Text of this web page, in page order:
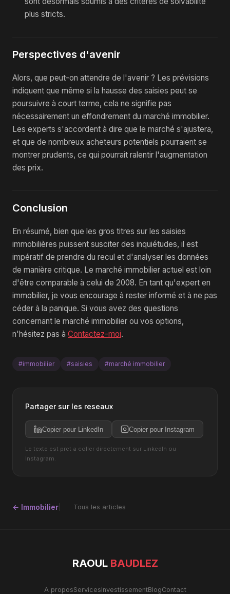
plus stricts.
Perspectives d'avenir
Alors, que peut-on attendre de l'avenir ? Les prévisions
indiquent que même si la hausse des saisies peut se
poursuivre à court terme, cela ne signifie pas
nécessairement un effondrement du marché immobilier.
Les experts s'accordent à dire que le marché s'ajustera,
et que de nombreux acheteurs potentiels pourraient se
montrer prudents, ce qui pourrait ralentir l'augmentation
des prix.
Conclusion
En résumé, bien que les gros titres sur les saisies
immobilières puissent susciter des inquiétudes, il est
impératif de prendre du recul et d'analyser les données
de manière critique. Le marché immobilier actuel est loin
d'être comparable à celui de 2008. En tant qu'expert en
immobilier, je vous encourage à rester informé et à ne pas
céder à la panique. Si vous avez des questions
concernant le marché immobilier ou vos options,
n'hésitez pas à Contactez-moi.
#immobilier #saisies #marché immobilier
Partager sur les reseaux
Copier pour LinkedIn Copier pour Instagram
Le texte est pret a coller directement sur LinkedIn ou
Instagram.
← Immobilier Tous les articles
RAOUL BAUDLEZ
A proposServicesInvestissementBlogContact